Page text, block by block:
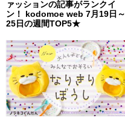
ァッションの記事がランクイ
ン！ kodomoe web 7月19日～
25日の週間TOP5★